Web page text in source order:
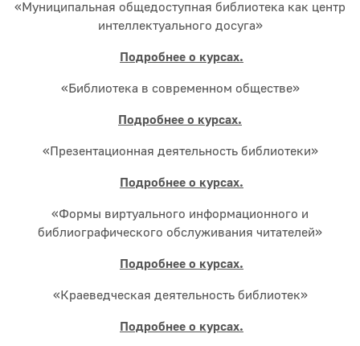
«Муниципальная общедоступная библиотека как центр
интеллектуального досуга»
Подробнее о курсах.
«Библиотека в современном обществе»
Подробнее о курсах.
«Презентационная деятельность библиотеки»
Подробнее о курсах.
«Формы виртуального информационного и
библиографического обслуживания читателей»
Подробнее о курсах.
«Краеведческая деятельность библиотек»
Подробнее о курсах.